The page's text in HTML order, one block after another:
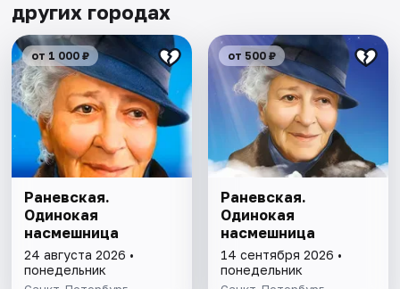
других городах
от 1 000 ₽
Раневская.
Одинокая
насмешница
24 августа 2026 •
понедельник
от 500 ₽
Раневская.
Одинокая
насмешница
14 сентября 2026 •
понедельник